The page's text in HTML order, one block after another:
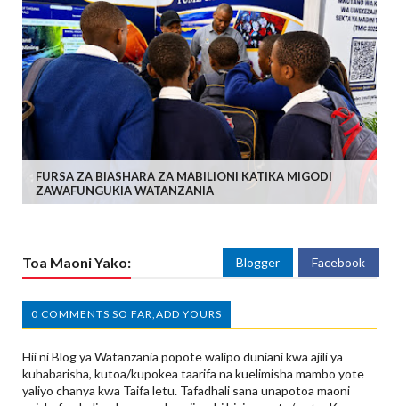
FURSA ZA BIASHARA ZA MABILIONI KATIKA MIGODI
ZAWAFUNGUKIA WATANZANIA
Toa Maoni Yako: Blogger Facebook
0 COMMENTS SO FAR,ADD YOURS
Hii ni Blog ya Watanzania popote walipo duniani kwa ajili ya
kuhabarisha, kutoa/kupokea taarifa na kuelimisha mambo yote
yaliyo chanya kwa Taifa letu. Tafadhali sana unapotoa maoni